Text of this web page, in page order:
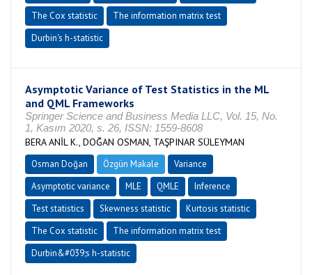
The Cox statistic
The information matrix test
Durbin's h-statistic
Asymptotic Variance of Test Statistics in the ML
and QML Frameworks
Springer Science and Business Media LLC, Vol. 15, No.
1, Kasım 2020, s. 26, ISSN: 1559-8608
BERA ANİL K., DOĞAN OSMAN, TAŞPINAR SÜLEYMAN
Osman Doğan Özgün Makale
Variance
Asymptotic variance
MLE QMLE
Inference
Test statistics
Skewness statistic
Kurtosis statistic
The Cox statistic
The information matrix test
Durbin&#039;s h-statistic